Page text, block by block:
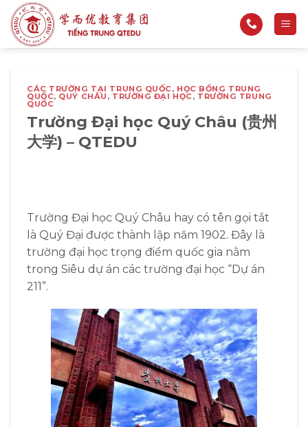
qua
nội
CÁC TRƯỜNG TẠI TRUNG QUỐC, HỌC BỔNG TRUNG
QUỐC, QUÝ CHÂU , TRƯỜNG ĐẠI HỌC, TRƯỜNG TRUNG
QUỐC
Trường Đại học Quý Châu (贵州
大学) – QTEDU
Trường Đại học Quý Châu hay có tên gọi tắt
là Quý Đại được thành lập năm 1902. Đây là
trường đại học trọng điểm quốc gia nằm
trong Siêu dự án các trường đại học “Dự án
211”.